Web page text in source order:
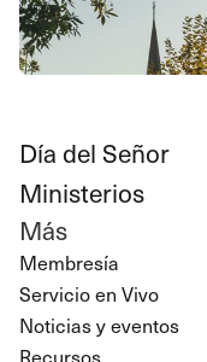
Día del Señor
Ministerios
Más
Membresía
Servicio en Vivo
Noticias y eventos